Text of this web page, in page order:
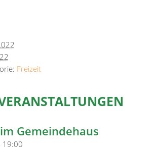
Freizeit
Gemeindehaus
19:00